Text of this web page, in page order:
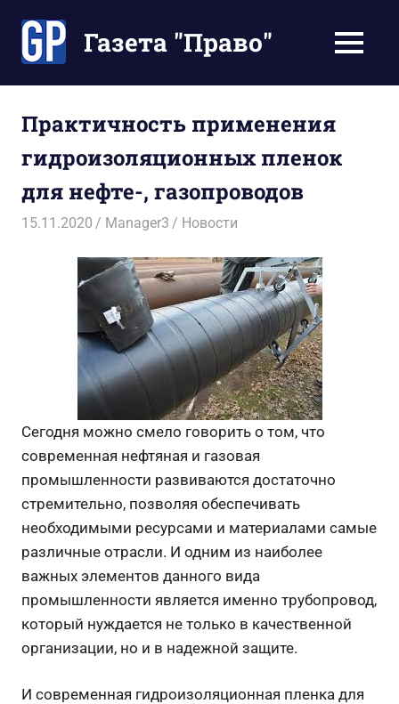
содержимомуГазета "Право"
Ваше
время
МЕНЮ
Практичность применения
гидроизоляционных пленок
для нефте-, газопроводов
15.11.2020 Manager3 Новости
Сегодня можно смело говорить о том, что
современная нефтяная и газовая
промышленности развиваются достаточно
стремительно, позволяя обеспечивать
необходимыми ресурсами и материалами самые
различные отрасли. И одним из наиболее
важных элементов данного вида
промышленности является именно трубопровод,
который нуждается не только в качественной
организации, но и в надежной защите.
И современная гидроизоляционная пленка для